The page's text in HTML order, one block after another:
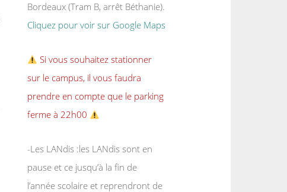
Bordeaux (Tram B, arrêt Béthanie).
Cliquez pour voir sur Google Maps
Si vous souhaitez stationner
sur le campus, il vous faudra
prendre en compte que le parking
ferme à 22h00
-Les LANdis :les LANdis sont en
pause et ce jusqu’à la fin de
l’année scolaire et reprendront de